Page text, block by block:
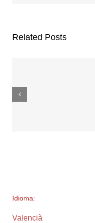
Related Posts
Idioma:
Valencià